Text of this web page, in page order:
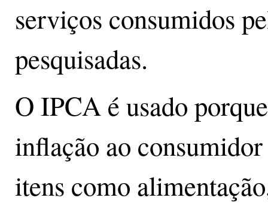
serviços consumidos
pesquisadas.
O IPCA é usado
inflação ao
itens como